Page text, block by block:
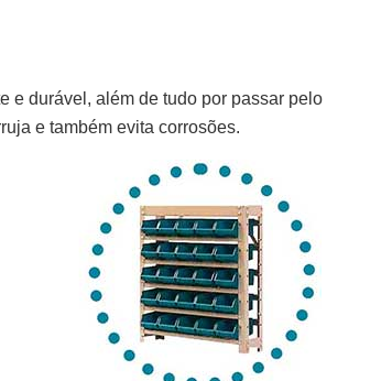
e durável, além de tudo por passar pelo
e também evita corrosões.